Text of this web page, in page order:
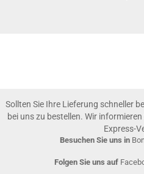
Sollten Sie Ihre Lieferung schneller
bei uns zu bestellen. Wir
Express-
Besuchen Sie uns in
Folgen Sie uns auf